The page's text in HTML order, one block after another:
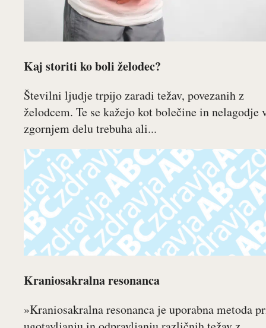
Kaj storiti ko boli želodec?
Številni ljudje trpijo zaradi težav, povezanih z
želodcem. Te se kažejo kot bolečine in nelagodje
zgornjem delu trebuha ali...
Kraniosakralna resonanca
»Kraniosakralna resonanca je uporabna metoda